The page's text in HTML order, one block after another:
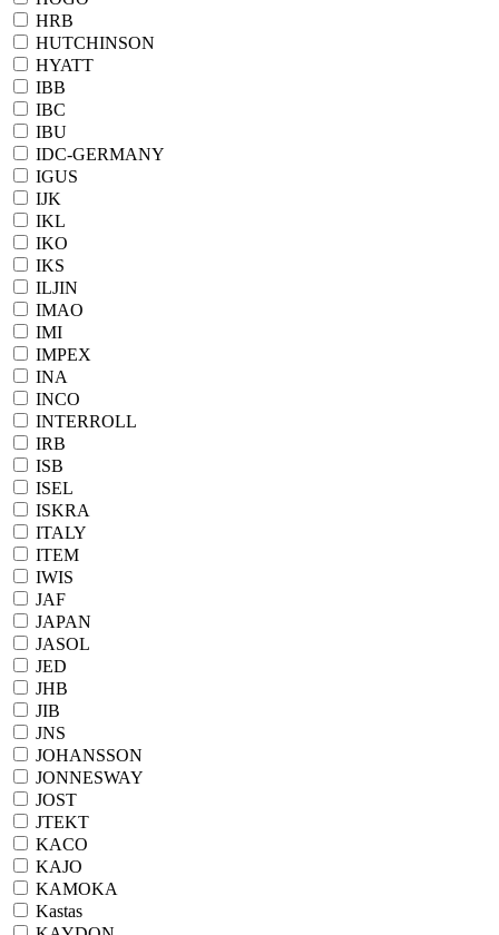
HRB
HUTCHINSON
HYATT
IBB
IBC
IBU
IDC-GERMANY
IGUS
IJK
IKL
IKO
IKS
ILJIN
IMAO
IMI
IMPEX
INA
INCO
INTERROLL
IRB
ISB
ISEL
ISKRA
ITALY
ITEM
IWIS
JAF
JAPAN
JASOL
JED
JHB
JIB
JNS
JOHANSSON
JONNESWAY
JOST
JTEKT
KACO
KAJO
KAMOKA
Kastas